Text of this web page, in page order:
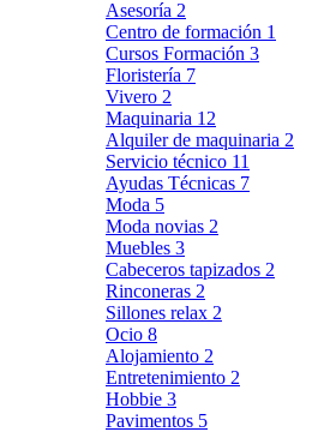
Asesoría 2
Centro de formación 1
Cursos Formación 3
Floristería 7
Vivero 2
Maquinaria 12
Alquiler de maquinaria 2
Servicio técnico 11
Ayudas Técnicas 7
Moda 5
Moda novias 2
Muebles 3
Cabeceros tapizados 2
Rinconeras 2
Sillones relax 2
Ocio 8
Alojamiento 2
Entretenimiento 2
Hobbie 3
Pavimentos 5